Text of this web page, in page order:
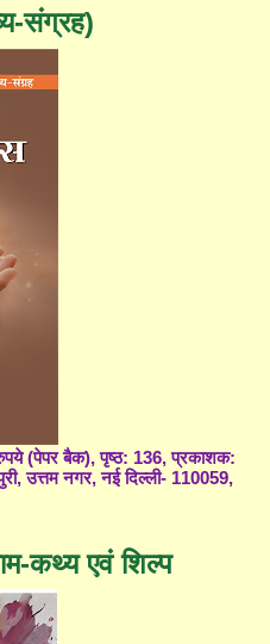
संग्रह)
(पेपर बैक), पृष्ठ: 136, प्रकाशक:
उत्तम नगर, नई दिल्ली- 110059,
कथ्य एवं शिल्प